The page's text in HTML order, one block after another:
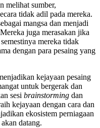
melihat sumber,
tidak adil pada mereka.
mangsa dan menjadi
juga merasakan jika
mereka tidak
dengan para pesaing yang
kejayaan pesaing
untuk bergerak dan
sesi brainstorming dan
kejayaan dengan cara dan
ekosistem perniagaan
datang.